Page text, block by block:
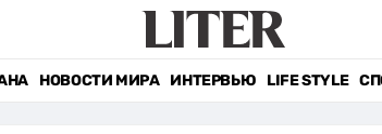
НОВОСТИ МИРА ИНТЕРВЬЮ LIFE STYLE